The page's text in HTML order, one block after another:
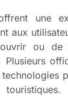
une
aux
ou de
Plusieurs